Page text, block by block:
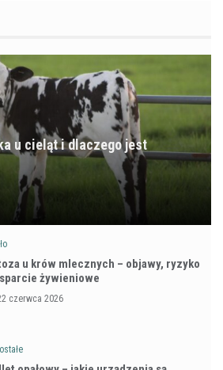
u cieląt i dlaczego jest
u krów mlecznych – objawy, ryzyko
żywieniowe
czerwca 2026